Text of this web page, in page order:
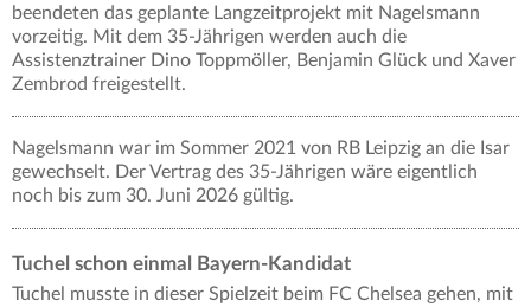
beendeten das geplante Langzeitprojekt mit Nagelsmann
vorzeitig. Mit dem 35-Jährigen werden auch die
Assistenztrainer Dino Toppmöller, Benjamin Glück und Xaver
Zembrod freigestellt.
Nagelsmann war im Sommer 2021 von RB Leipzig an die Isar
gewechselt. Der Vertrag des 35-Jährigen wäre eigentlich
noch bis zum 30. Juni 2026 gültig.
Tuchel schon einmal Bayern-Kandidat
Tuchel musste in dieser Spielzeit beim FC Chelsea gehen, mit